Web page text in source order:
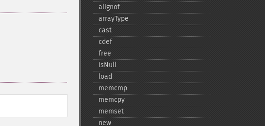
alignof
arrayType
cast
cdef
free
isNull
load
memcmp
memcpy
memset
new